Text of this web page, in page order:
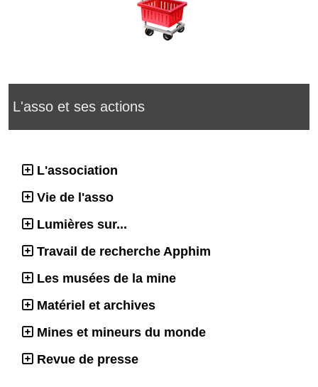
L'asso et ses actions
L'association
Vie de l'asso
Lumières sur...
Travail de recherche Apphim
Les musées de la mine
Matériel et archives
Mines et mineurs du monde
Revue de presse